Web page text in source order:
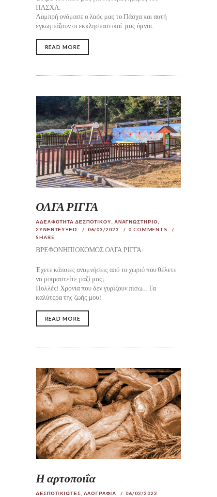
ΠΑΣΧΑ.
Λαμπρή ονόμασε ο λαός μας το Πάσχα και αυτή
εγκωμιάζουν οι εκκλησιαστικοί μας ύμνοι.
READ MORE
ΟΛΓΑ ΡΙΓΓΑ
ΑΔΕΛΦΟΤΗΤΑ ΔΕΣΠΟΤΙΚΟΥ ΑΝΑΓΝΩΣΤΗΡΙΟ
ΣΥΝΕΝΤΕΥΞΕΙΣ
06/03/2023 0 COMMENTS
SHARE
ΒΡΕΦΟΝΗΠΙΟΚΟΜΟΣ ΟΛΓΑ ΡΙΓΓΑ:
Έχετε κάποιες αναμνήσεις από το χωριό που θέλετε
να μοιραστείτε μαζί μας;
Πολλές! Χρόνια που δεν γυρίζουν πίσω… Τα
καλύτερα της ζωής μου!
READ MORE
Η αρτοποιΐα
ΔΕΣΠΟΤΙΚΙΩΤΕΣ ΛΑΟΓΡΑΦΙΑ
06/03/2023